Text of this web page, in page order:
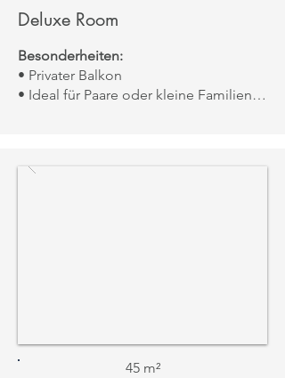
Deluxe Room
Besonderheiten:
• Privater Balkon
• Ideal für Paare oder kleine Familien
45 m²